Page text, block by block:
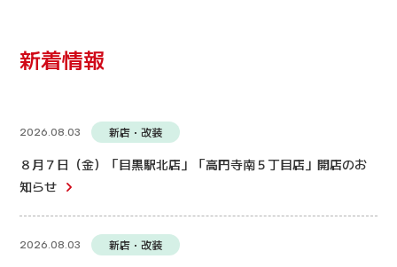
新着情報
2026.08.03 新店・改装
８月７日（金）「目黒駅北店」「高円寺南５丁目店」開店のお
知らせ
2026.08.03 新店・改装